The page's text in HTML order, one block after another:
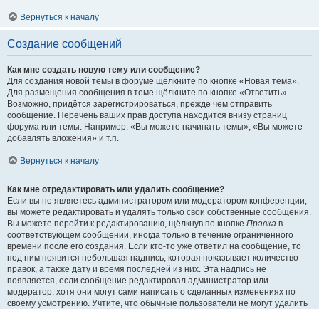
Вернуться к началу
Создание сообщений
Как мне создать новую тему или сообщение?
Для создания новой темы в форуме щёлкните по кнопке «Новая тема».
Для размещения сообщения в теме щёлкните по кнопке «Ответить».
Возможно, придётся зарегистрироваться, прежде чем отправить
сообщение. Перечень ваших прав доступа находится внизу страниц
форума или темы. Например: «Вы можете начинать темы», «Вы можете
добавлять вложения» и т.п.
Вернуться к началу
Как мне отредактировать или удалить сообщение?
Если вы не являетесь администратором или модератором конференции,
вы можете редактировать и удалять только свои собственные сообщения.
Вы можете перейти к редактированию, щёлкнув по кнопке Правка в
соответствующем сообщении, иногда только в течение ограниченного
времени после его создания. Если кто-то уже ответил на сообщение, то
под ним появится небольшая надпись, которая показывает количество
правок, а также дату и время последней из них. Эта надпись не
появляется, если сообщение редактировал администратор или
модератор, хотя они могут сами написать о сделанных изменениях по
своему усмотрению. Учтите, что обычные пользователи не могут удалить